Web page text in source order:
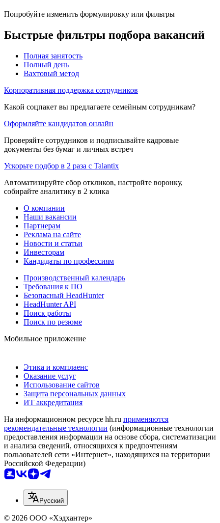
Попробуйте изменить формулировку или фильтры
Быстрые фильтры подбора вакансий
Полная занятость
Полный день
Вахтовый метод
Корпоративная поддержка сотрудников
Какой соцпакет вы предлагаете семейным сотрудникам?
Оформляйте кандидатов онлайн
Проверяйте сотрудников и подписывайте кадровые
документы без бумаг и личных встреч
Ускорьте подбор в 2 раза с Talantix
Автоматизируйте сбор откликов, настройте воронку,
собирайте аналитику в 2 клика
О компании
Наши вакансии
Партнерам
Реклама на сайте
Новости и статьи
Инвесторам
Кандидаты по профессиям
Производственный календарь
Требования к ПО
Безопасный HeadHunter
HeadHunter API
Поиск работы
Поиск по резюме
Мобильное приложение
Этика и комплаенс
Оказание услуг
Использование сайтов
Защита персональных данных
ИТ аккредитация
На информационном ресурсе hh.ru применяются
рекомендательные технологии (информационные технологии
предоставления информации на основе сбора, систематизации
и анализа сведений, относящихся к предпочтениям
пользователей сети «Интернет», находящихся на территории
Российской Федерации)
Русский
© 2026 ООО «Хэдхантер»